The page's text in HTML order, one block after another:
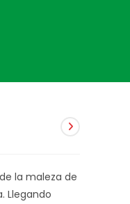
la maleza de
Llegando